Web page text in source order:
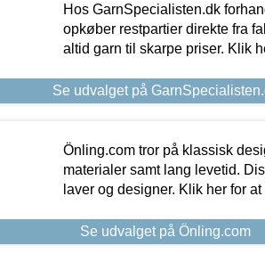
Hos GarnSpecialisten.dk
opkøber restpartier direkte fra
altid garn til skarpe priser. Klik
Se udvalget på
Önling.com tror på klassisk
materialer samt lang levetid.
laver og designer. Klik her for
Se udvalget på Önling.com